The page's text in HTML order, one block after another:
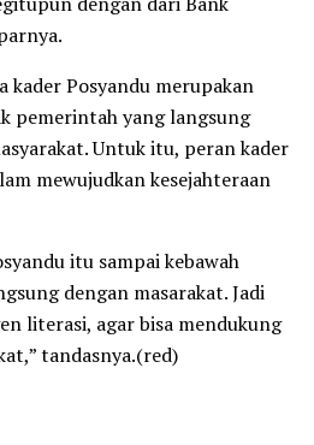
kader Posyandu merupakan
pemerintah yang langsung
Untuk itu, peran kader
mewujudkan kesejahteraan
itu sampai kebawah
dengan masarakat. Jadi
literasi, agar bisa mendukung
tandasnya.(red)